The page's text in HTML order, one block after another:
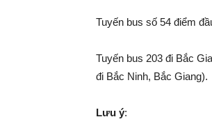
Tuyến bus số 54 điểm
Tuyến bus 203 đi Bắc
đi Bắc Ninh, Bắc Giang).
Lưu ý: